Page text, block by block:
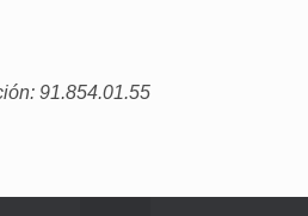
91.854.01.55